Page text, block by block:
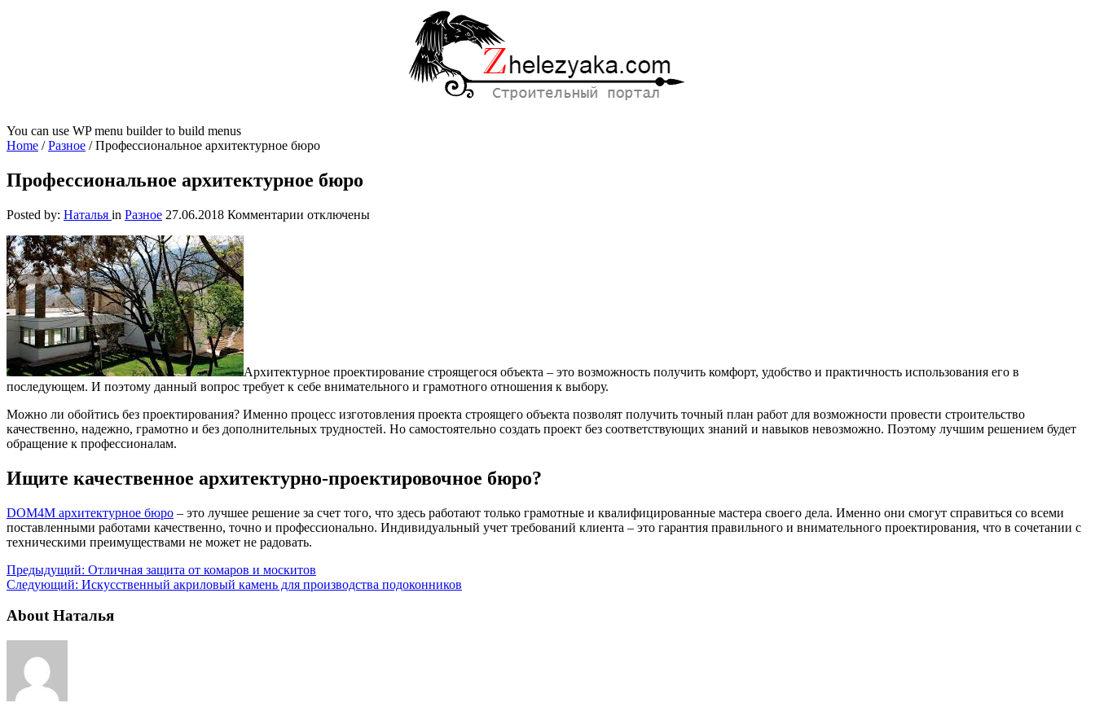
You can use WP menu builder to build menus
Home /Разное /Профессиональное архитектурное бюро
Профессиональное архитектурное бюро
Posted by: Наталья in Разное 27.06.2018 Комментарии котключены
Архитектурное проектирование строящегося объекта – это возможность получить комфорт, удобство и практичность использования его в
последующем. И поэтому данный вопрос требует к себе внимательного и грамотного отношения к выбору.
Можно ли обойтись без проектирования? Именно процесс изготовления проекта строящего объекта позволят получить точный план работ для возможности провести строительство
качественно, надежно, грамотно и без дополнительных трудностей. Но самостоятельно создать проект без соответствующих знаний и навыков невозможно. Поэтому лучшим решением будет
обращение к профессионалам.
Ищите качественное архитектурно-проектировочное бюро?
DOM4M архитектурное бюро – это лучшее решение за счет того, что здесь работают только грамотные и квалифицированные мастера своего дела. Именно они смогут справиться со всеми
поставленными работами качественно, точно и профессионально. Индивидуальный учет требований клиента – это гарантия правильного и внимательного проектирования, что в сочетании с
техническими преимуществами не может не радовать.
Предыдущий: Отличная защита от комаров и москитов
Следующий: Искусственный акриловый камень для производства подоконников
About Наталья